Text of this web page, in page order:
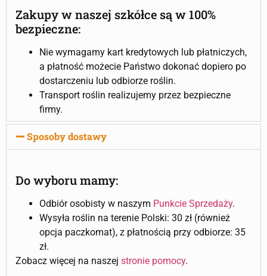
Zakupy w naszej szkółce są w 100%
bezpieczne:
Nie wymagamy kart kredytowych lub płatniczych,
a płatność możecie Państwo dokonać dopiero po
dostarczeniu lub odbiorze roślin.
Transport roślin realizujemy przez bezpieczne
firmy.
Sposoby dostawy
Do wyboru mamy:
Odbiór osobisty w naszym Punkcie Sprzedaży.
Wysyła roślin na terenie Polski: 30 zł (również
opcja paczkomat), z płatnością przy odbiorze: 35
zł.
Zobacz więcej na naszej stronie pomocy.